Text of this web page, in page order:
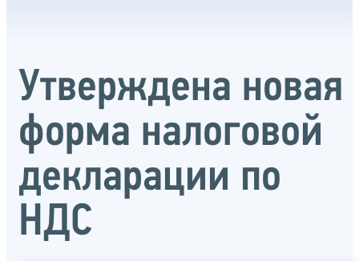
Утверждена новая
форма налоговой
декларации по
НДС